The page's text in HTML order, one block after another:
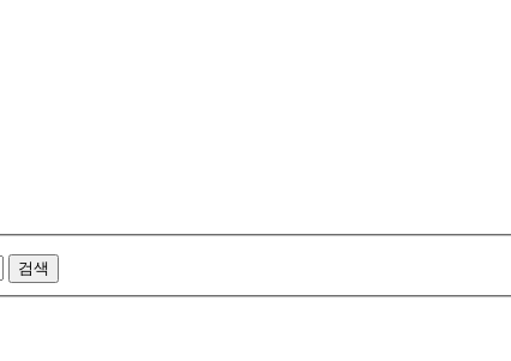
검색